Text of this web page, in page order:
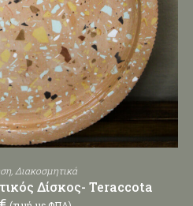
, Διακοσμητικά
Δίσκος- Teraccota